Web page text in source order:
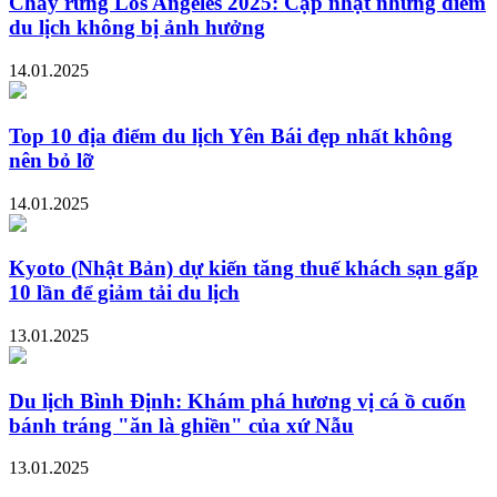
du lịch không bị ảnh hưởng
14.01.2025
Top 10 địa điểm du lịch Yên Bái đẹp nhất không
nên bỏ lỡ
14.01.2025
Kyoto (Nhật Bản) dự kiến tăng thuế khách sạn gấp
10 lần để giảm tải du lịch
13.01.2025
Du lịch Bình Định: Khám phá hương vị cá ồ cuốn
bánh tráng "ăn là ghiền" của xứ Nẫu
13.01.2025